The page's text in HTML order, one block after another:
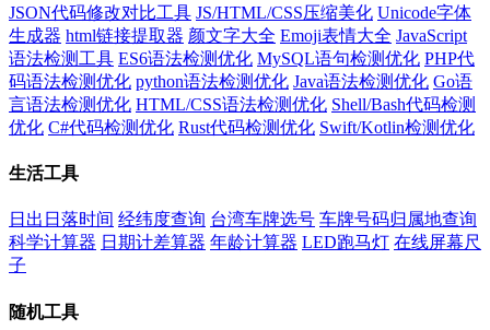
JSON代码修改对比工具 JS/HTML/CSS压缩美化 Unicode字体
生成器 html链接提取器 颜文字大全 Emoji表情大全 JavaScript
语法检测工具 ES6语法检测优化 MySQL语句检测优化 PHP代
码语法检测优化 python语法检测优化 Java语法检测优化 Go语
言语法检测优化 HTML/CSS语法检测优化 Shell/Bash代码检测
优化 C#代码检测优化 Rust代码检测优化 Swift/Kotlin检测优化
生活工具
日出日落时间 经纬度查询 台湾车牌选号 车牌号码归属地查询
科学计算器 日期计差算器 年龄计算器 LED跑马灯 在线屏幕尺
子
随机工具